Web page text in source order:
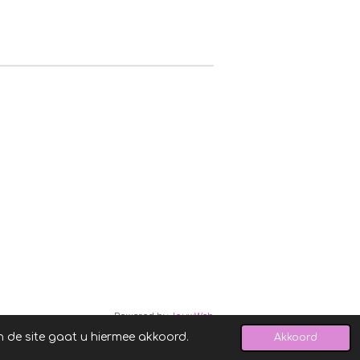
de site gaat u hiermee akkoord. Akkoord
Powered byJouwWeb